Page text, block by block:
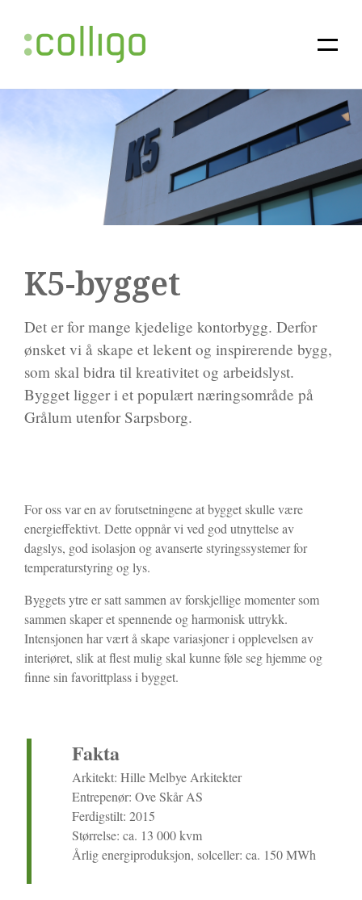
K5-bygget
Det er for mange kjedelige kontorbygg. Derfor
ønsket vi å skape et lekent og inspirerende bygg,
som skal bidra til kreativitet og arbeidslyst.
Bygget ligger i et populært næringsområde på
Grålum utenfor Sarpsborg.
For oss var en av forutsetningene at bygget skulle være
energieffektivt. Dette oppnår vi ved god utnyttelse av
dagslys, god isolasjon og avanserte styringssystemer for
temperaturstyring og lys.
Byggets ytre er satt sammen av forskjellige momenter som
sammen skaper et spennende og harmonisk uttrykk.
Intensjonen har vært å skape variasjoner i opplevelsen av
interiøret, slik at flest mulig skal kunne føle seg hjemme og
finne sin favorittplass i bygget.
Fakta
Arkitekt: Hille Melbye Arkitekter
Entrepenør: Ove Skår AS
Ferdigstilt: 2015
Størrelse: ca. 13 000 kvm
Årlig energiproduksjon, solceller: ca. 150 MWh